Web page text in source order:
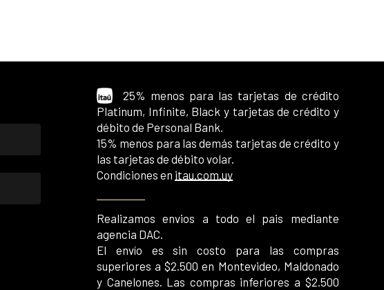
25% menos para las tarjetas de crédito
Platinum, Infinite, Black y tarjetas de crédito y
débito de Personal Bank.
15% menos para las demás tarjetas de crédito y
las tarjetas de débito volar.
Condiciones en itau.com.uy
Realizamos envios a todo el pais mediante
agencia DAC.
El envío es sin costo para las compras
superiores a $2.500 en Montevideo, Maldonado
y Canelones. Las compras inferiores a $2.500